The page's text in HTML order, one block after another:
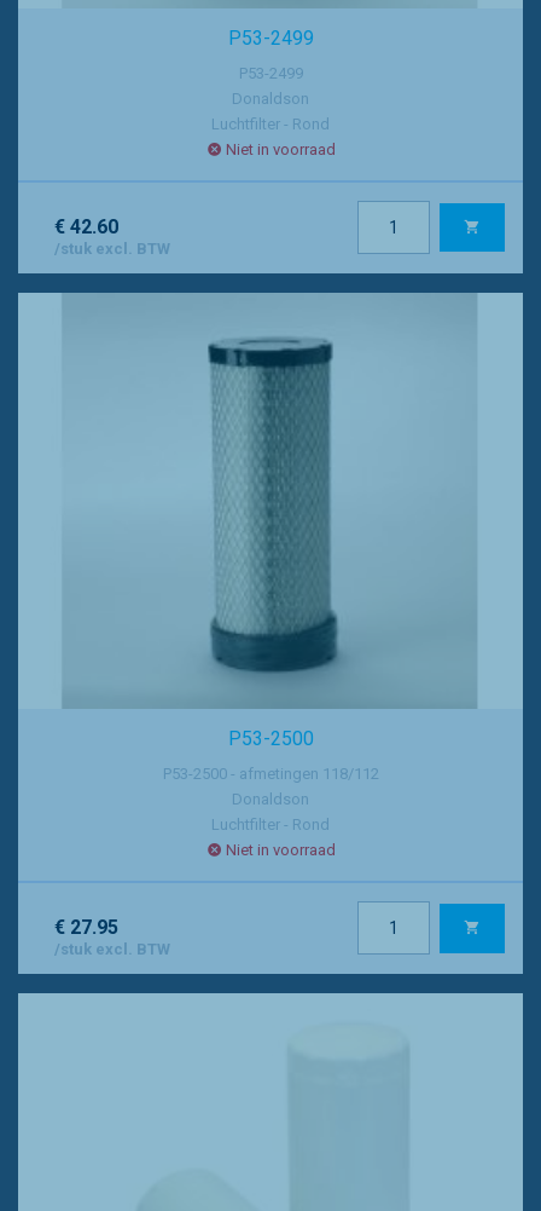
P53-2499
P53-2499
Donaldson
Luchtfilter - Rond
Niet in voorraad
€ 42.60
/stuk excl. BTW
P53-2500
P53-2500 - afmetingen 118/112
Donaldson
Luchtfilter - Rond
Niet in voorraad
€ 27.95
/stuk excl. BTW